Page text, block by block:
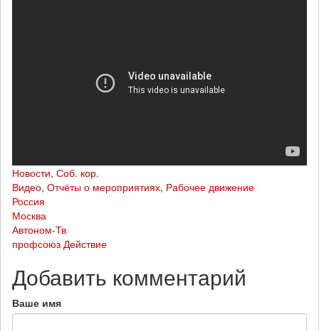
Новости, Соб. кор.
Видео, Отчёты о мероприятиях, Рабочее движение
Россия
Москва
Автоном-Тв
профсоюз Действие
Добавить комментарий
Ваше имя